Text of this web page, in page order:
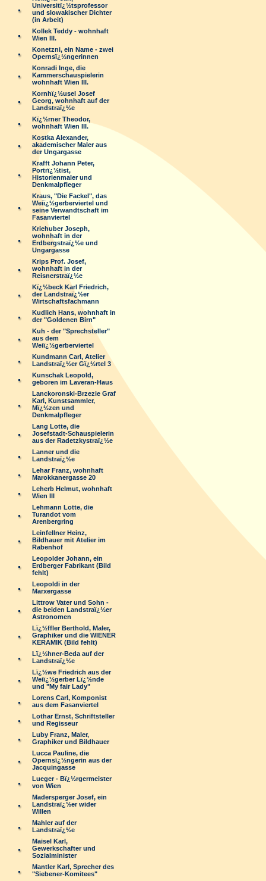
Universitï¿½tsprofessor
und slowakischer Dichter
(in Arbeit)
Kollek Teddy - wohnhaft
Wien III.
Konetzni, ein Name - zwei
Opernsï¿½ngerinnen
Konradi Inge, die
Kammerschauspielerin
wohnhaft Wien III.
Kornhï¿½usel Josef
Georg, wohnhaft auf der
Landstraï¿½e
Kï¿½rner Theodor,
wohnhaft Wien III.
Kostka Alexander,
akademischer Maler aus
der Ungargasse
Krafft Johann Peter,
Portrï¿½tist,
Historienmaler und
Denkmalpfleger
Kraus, "Die Fackel", das
Weiï¿½gerberviertel und
seine Verwandtschaft im
Fasanviertel
Kriehuber Joseph,
wohnhaft in der
Erdbergstraï¿½e und
Ungargasse
Krips Prof. Josef,
wohnhaft in der
Reisnerstraï¿½e
Kï¿½beck Karl Friedrich,
der Landstraï¿½er
Wirtschaftsfachmann
Kudlich Hans, wohnhaft in
der "Goldenen Birn"
Kuh - der "Sprechsteller"
aus dem
Weiï¿½gerberviertel
Kundmann Carl, Atelier
Landstraï¿½er Gï¿½rtel 3
Kunschak Leopold,
geboren im Laveran-Haus
Lanckoronski-Brzezie Graf
Karl, Kunstsammler,
Mï¿½zen und
Denkmalpfleger
Lang Lotte, die
Josefstadt-Schauspielerin
aus der Radetzkystraï¿½e
Lanner und die
Landstraï¿½e
Lehar Franz, wohnhaft
Marokkanergasse 20
Leherb Helmut, wohnhaft
Wien III
Lehmann Lotte, die
Turandot vom
Arenbergring
Leinfellner Heinz,
Bildhauer mit Atelier im
Rabenhof
Leopolder Johann, ein
Erdberger Fabrikant (Bild
fehlt)
Leopoldi in der
Marxergasse
Littrow Vater und Sohn -
die beiden Landstraï¿½er
Astronomen
Lï¿½ffler Berthold, Maler,
Graphiker und die WIENER
KERAMIK (Bild fehlt)
Lï¿½hner-Beda auf der
Landstraï¿½e
Lï¿½we Friedrich aus der
Weiï¿½gerber Lï¿½nde
und "My fair Lady"
Lorens Carl, Komponist
aus dem Fasanviertel
Lothar Ernst, Schriftsteller
und Regisseur
Luby Franz, Maler,
Graphiker und Bildhauer
Lucca Pauline, die
Opernsï¿½ngerin aus der
Jacquingasse
Lueger - Bï¿½rgermeister
von Wien
Madersperger Josef, ein
Landstraï¿½er wider
Willen
Mahler auf der
Landstraï¿½e
Maisel Karl,
Gewerkschafter und
Sozialminister
Mantler Karl, Sprecher des
"Siebener-Komitees"